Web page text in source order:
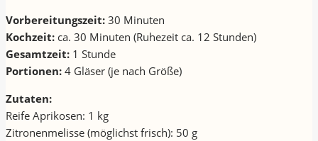
Vorbereitungszeit: 30 Minuten
Kochzeit: ca. 30 Minuten (Ruhezeit ca. 12 Stunden)
Gesamtzeit: 1 Stunde
Portionen: 4 Gläser (je nach Größe)
Zutaten:
Reife Aprikosen: 1 kg
Zitronenmelisse (möglichst frisch): 50 g